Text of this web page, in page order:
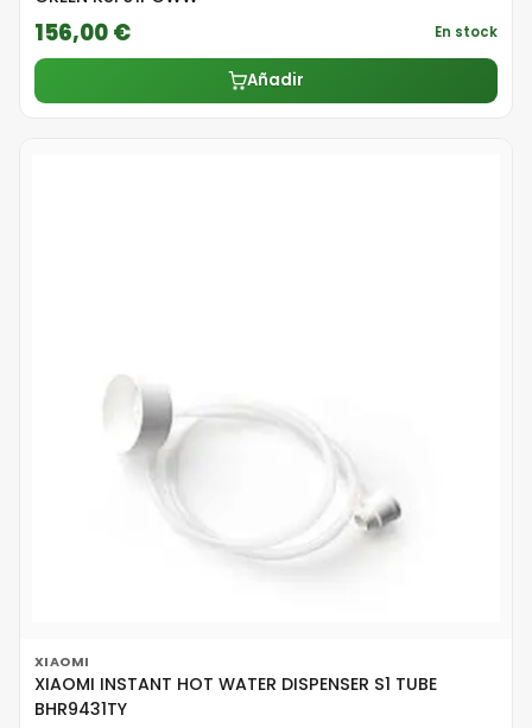
156,00 € En stock
Añadir
XIAOMI
XIAOMI INSTANT HOT WATER DISPENSER S1 TUBE
BHR9431TY